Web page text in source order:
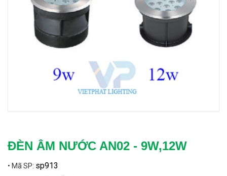
ĐÈN ÂM NƯỚC AN02 - 9W,12W
• Mã SP: sp913